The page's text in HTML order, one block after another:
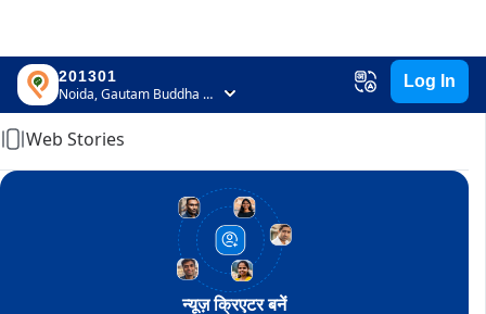
201301
Noida, Gautam Buddha Nagar, Uttar Pradesh
Log In
Home
Web Stories
न्यूज़ क्रिएटर बनें